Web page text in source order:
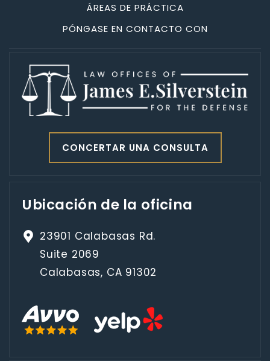
ÁREAS DE PRÁCTICA
PÓNGASE EN CONTACTO CON
CONCERTAR UNA CONSULTA
Ubicación de la oficina
23901 Calabasas Rd.
Suite 2069
Calabasas, CA 91302